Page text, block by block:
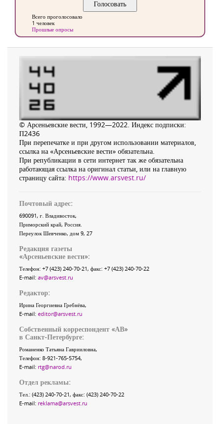
Всего проголосовало
1 человек
Прошлые опросы
© Арсеньевские вести, 1992—2022. Индекс подписки:
П2436
При перепечатке и при другом использовании материалов,
ссылка на «Арсеньевские вести» обязательна.
При републикации в сети интернет так же обязательна
работающая ссылка на оригинал статьи, или на главную
страницу сайта: https://www.arsvest.ru/
Почтовый адрес:
690091, г. Владивосток,
Приморский край, Россия
Переулок Шевченко, дом 9, 27
Редакция газеты
«Арсеньевские вести»:
Телефон: +7 (423) 240-70-21, факс: +7 (423) 240-70-22
E-mail: av@arsvest.ru
Редактор:
Ирина Георгиевна Гребнёва,
E-mail: editor@arsvest.ru
Собственный корреспондент «АВ»
в Санкт-Петербурге:
Романенко Татьяна Гаврииловна,
Телефон: 8-921-765-5754,
E-mail: rtg@narod.ru
Отдел рекламы:
Тел.: (423) 240-70-21, факс: (423) 240-70-22
E-mail: reklama@arsvest.ru